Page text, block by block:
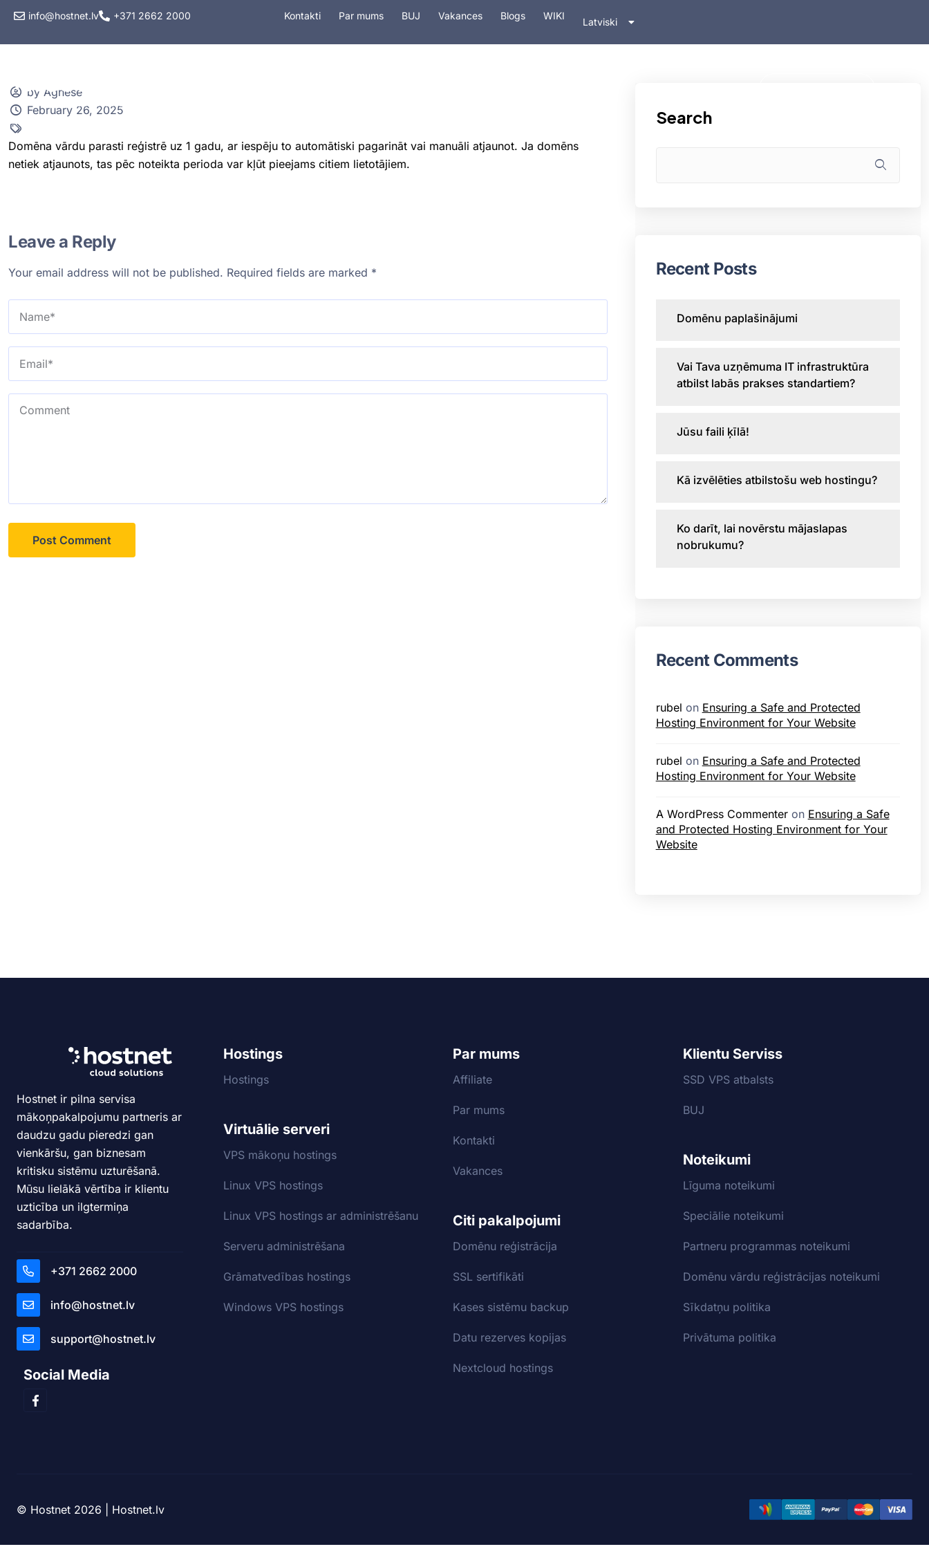
info@hostnet.lv +371 2662 2000 Kontakti Par mums BUJ Vakances Blogs WIKI
Latviski
На русском
by Agnese
February 26, 2025
Domēna vārdu parasti reģistrē uz 1 gadu, ar iespēju to automātiski pagarināt vai manuāli atjaunot. Ja domēns
netiek atjaunots, tas pēc noteikta perioda var kļūt pieejams citiem lietotājiem.
Leave a Reply
Your email address will not be published. Required fields are marked *
Search
Recent Posts
Domēnu paplašinājumi
Vai Tava uzņēmuma IT infrastruktūra
atbilst labās prakses standartiem?
Jūsu faili ķīlā!
Kā izvēlēties atbilstošu web hostingu?
Ko darīt, lai novērstu mājaslapas
nobrukumu?
Recent Comments
rubel on Ensuring a Safe and Protected
Hosting Environment for Your Website
rubel on Ensuring a Safe and Protected
Hosting Environment for Your Website
A WordPress Commenteron Ensuring a Safe
and Protected Hosting Environment for Your
Website
Hostnet ir pilna servisa
mākoņpakalpojumu partneris ar
daudzu gadu pieredzi gan
vienkāršu, gan biznesam
kritisku sistēmu uzturēšanā.
Mūsu lielākā vērtība ir klientu
uzticība un ilgtermiņa
sadarbība.
+371 2662 2000
info@hostnet.lv
support@hostnet.lv
Social Media
Hostings
Hostings
Virtuālie serveri
VPS mākoņu hostings
Linux VPS hostings
Linux VPS hostings ar administrēšanu
Serveru administrēšana
Grāmatvedības hostings
Windows VPS hostings
Par mums
Affiliate
Par mums
Kontakti
Vakances
Citi pakalpojumi
Domēnu reģistrācija
SSL sertifikāti
Kases sistēmu backup
Datu rezerves kopijas
Nextcloud hostings
Klientu Serviss
SSD VPS atbalsts
BUJ
Noteikumi
Līguma noteikumi
Speciālie noteikumi
Partneru programmas noteikumi
Domēnu vārdu reģistrācijas noteikumi
Sīkdatņu politika
Privātuma politika
© Hostnet 2026 | Hostnet.lv